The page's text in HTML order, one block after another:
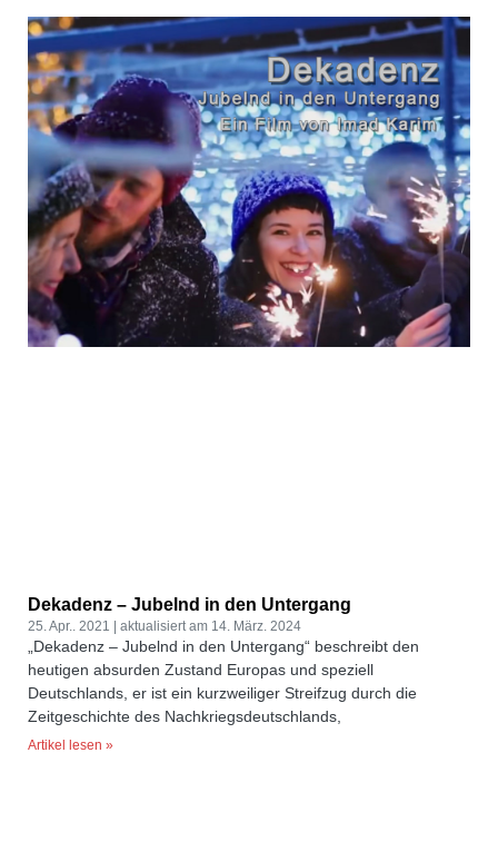
Dekadenz – Jubelnd in den Untergang
25. Apr.. 2021 14. März. 2024
„Dekadenz – Jubelnd in den Untergang“ beschreibt den
heutigen absurden Zustand Europas und speziell
Deutschlands, er ist ein kurzweiliger Streifzug durch die
Zeitgeschichte des Nachkriegsdeutschlands,
Artikel lesen »